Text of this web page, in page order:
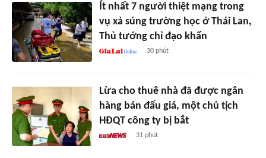
Ít nhất 7 người thiệt mạng trong
vụ xả súng trường học ở Thái Lan,
Thủ tướng chỉ đạo khẩn
30 phút
Lừa cho thuê nhà đã được ngân
hàng bán đấu giá, một chủ tịch
HĐQT công ty bị bắt
31 phút